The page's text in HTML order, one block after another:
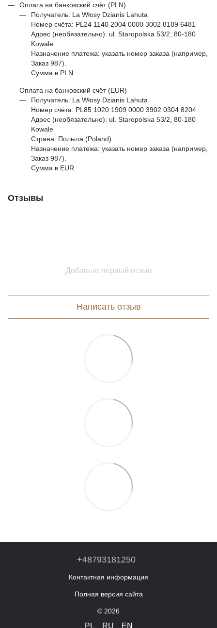
Оплата на банковский счёт (PLN)
Получатель: La Włosy Dzianis Lahuta
Номер счёта: PL24 1140 2004 0000 3002 8189 6481
Адрес (необязательно): ul. Staropolska 53/2, 80-180
Kowale
Назначение платежа: указать номер заказа (например,
Заказ 987).
Сумма в PLN.
Оплата на банковский счёт (EUR)
Получатель: La Włosy Dzianis Lahuta
Номер счёта: PL85 1020 1909 0000 3902 0304 8204
Адрес (необязательно): ul. Staropolska 53/2, 80-180
Kowale
Страна: Польша (Poland)
Назначение платежа: указать номер заказа (например,
Заказ 987).
Сумма в EUR
Отзывы
Добавьте первый отзыв
Написать отзыв
+48793181250
Контактная информация
Полная версия сайта
© 2026
PL RU EN